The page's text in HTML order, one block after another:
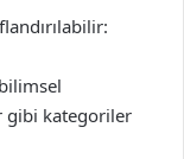
gibi kategoriler